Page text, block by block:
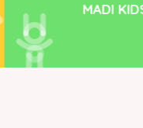
MADI KIDS